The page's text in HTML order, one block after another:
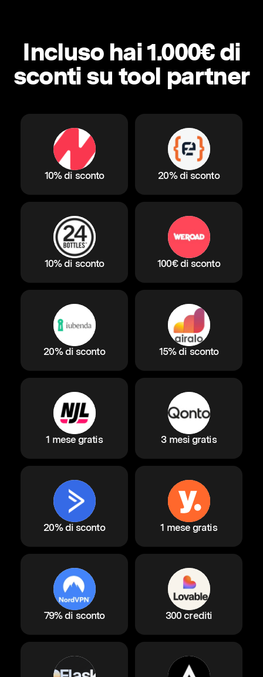
Incluso hai 1.000€ di
sconti su tool partner
10% di sconto 20% di sconto
10% di sconto 100€ di sconto
20% di sconto 15% di sconto
1 mese gratis 3 mesi gratis
20% di sconto 1 mese gratis
79% di sconto 300 crediti